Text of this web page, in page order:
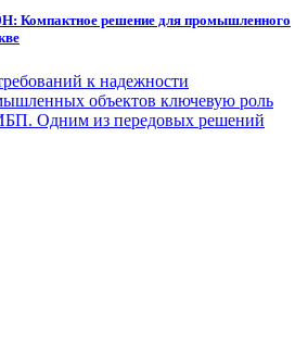
Компактное решение для промышленного
к надежности
объектов ключевую роль
Одним из передовых решений